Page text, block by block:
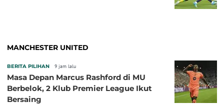
MANCHESTER UNITED
BERITA PILIHAN 9 jam lalu
Masa Depan Marcus Rashford di MU
Berbelok, 2 Klub Premier League Ikut
Bersaing